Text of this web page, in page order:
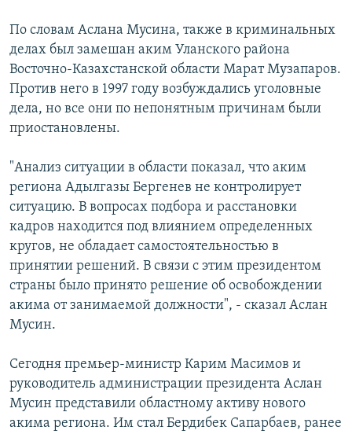
По словам Аслана Мусина, также в криминальных
делах был замешан аким Уланского района
Восточно-Казахстанской области Марат Музапаров.
Против него в 1997 году возбуждались уголовные
дела, но все они по непонятным причинам были
приостановлены.
"Анализ ситуации в области показал, что аким
региона Адылгазы Бергенев не контролирует
ситуацию. В вопросах подбора и расстановки
кадров находится под влиянием определенных
кругов, не обладает самостоятельностью в
принятии решений. В связи с этим президентом
страны было принято решение об освобождении
акима от занимаемой должности", - сказал Аслан
Мусин.
Сегодня премьер-министр Карим Масимов и
руководитель администрации президента Аслан
Мусин представили областному активу нового
акима региона. Им стал Бердибек Сапарбаев, ранее